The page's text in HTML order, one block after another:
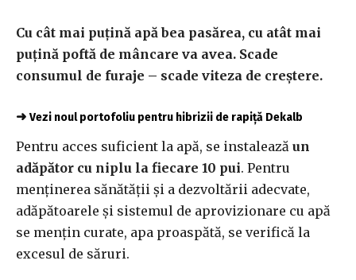
Cu cât mai puțină apă bea pasărea, cu atât mai
puțină poftă de mâncare va avea. Scade
consumul de furaje – scade viteza de creștere.
➜ Vezi noul portofoliu pentru hibrizii de rapiță Dekalb
Pentru acces suficient la apă, se instalează un
adăpător cu niplu la fiecare 10 pui. Pentru
menținerea sănătății și a dezvoltării adecvate,
adăpătoarele și sistemul de aprovizionare cu apă
se mențin curate, apa proaspătă, se verifică la
excesul de săruri.